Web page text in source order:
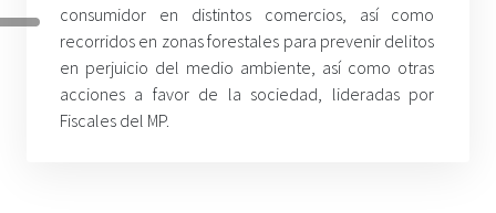
consumidor en distintos comercios, así como
recorridos en zonas forestales para prevenir delitos
en perjuicio del medio ambiente, así como otras
acciones a favor de la sociedad, lideradas por
Fiscales del MP.